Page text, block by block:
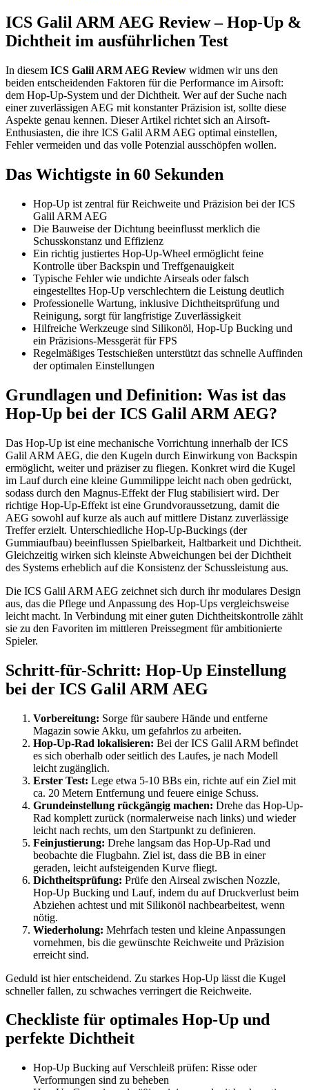
ICS Galil ARM AEG Review – Hop-Up &
Dichtheit im ausführlichen Test
In diesem ICS Galil ARM AEG Review widmen wir uns den
beiden entscheidenden Faktoren für die Performance im Airsoft:
dem Hop-Up-System und der Dichtheit. Wer auf der Suche nach
einer zuverlässigen AEG mit konstanter Präzision ist, sollte diese
Aspekte genau kennen. Dieser Artikel richtet sich an Airsoft-
Enthusiasten, die ihre ICS Galil ARM AEG optimal einstellen,
Fehler vermeiden und das volle Potenzial ausschöpfen wollen.
Das Wichtigste in 60 Sekunden
Hop-Up ist zentral für Reichweite und Präzision bei der ICS
Galil ARM AEG
Die Bauweise der Dichtung beeinflusst merklich die
Schusskonstanz und Effizienz
Ein richtig justiertes Hop-Up-Wheel ermöglicht feine
Kontrolle über Backspin und Treffgenauigkeit
Typische Fehler wie undichte Airseals oder falsch
eingestelltes Hop-Up verschlechtern die Leistung deutlich
Professionelle Wartung, inklusive Dichtheitsprüfung und
Reinigung, sorgt für langfristige Zuverlässigkeit
Hilfreiche Werkzeuge sind Silikonöl, Hop-Up Bucking und
ein Präzisions-Messgerät für FPS
Regelmäßiges Testschießen unterstützt das schnelle Auffinden
der optimalen Einstellungen
Grundlagen und Definition: Was ist das
Hop-Up bei der ICS Galil ARM AEG?
Das Hop-Up ist eine mechanische Vorrichtung innerhalb der ICS
Galil ARM AEG, die den Kugeln durch Einwirkung von Backspin
ermöglicht, weiter und präziser zu fliegen. Konkret wird die Kugel
im Lauf durch eine kleine Gummilippe leicht nach oben gedrückt,
sodass durch den Magnus-Effekt der Flug stabilisiert wird. Der
richtige Hop-Up-Effekt ist eine Grundvoraussetzung, damit die
AEG sowohl auf kurze als auch auf mittlere Distanz zuverlässige
Treffer erzielt. Unterschiedliche Hop-Up-Buckings (der
Gummiaufbau) beeinflussen Spielbarkeit, Haltbarkeit und Dichtheit.
Gleichzeitig wirken sich kleinste Abweichungen bei der Dichtheit
des Systems erheblich auf die Konsistenz der Schussleistung aus.
Die ICS Galil ARM AEG zeichnet sich durch ihr modulares Design
aus, das die Pflege und Anpassung des Hop-Ups vergleichsweise
leicht macht. In Verbindung mit einer guten Dichtheitskontrolle zählt
sie zu den Favoriten im mittleren Preissegment für ambitionierte
Spieler.
Schritt-für-Schritt: Hop-Up Einstellung
bei der ICS Galil ARM AEG
Vorbereitung: Sorge für saubere Hände und entferne
Magazin sowie Akku, um gefahrlos zu arbeiten.
Hop-Up-Rad lokalisieren: Bei der ICS Galil ARM befindet
es sich oberhalb oder seitlich des Laufes, je nach Modell
leicht zugänglich.
Erster Test: Lege etwa 5-10 BBs ein, richte auf ein Ziel mit
ca. 20 Metern Entfernung und feuere einige Schuss.
Grundeinstellung rückgängig machen: Drehe das Hop-Up-
Rad komplett zurück (normalerweise nach links) und wieder
leicht nach rechts, um den Startpunkt zu definieren.
Feinjustierung: Drehe langsam das Hop-Up-Rad und
beobachte die Flugbahn. Ziel ist, dass die BB in einer
geraden, leicht aufsteigenden Kurve fliegt.
Dichtheitsprüfung: Prüfe den Airseal zwischen Nozzle,
Hop-Up Bucking und Lauf, indem du auf Druckverlust beim
Abziehen achtest und mit Silikonöl nachbearbeitest, wenn
nötig.
Wiederholung: Mehrfach testen und kleine Anpassungen
vornehmen, bis die gewünschte Reichweite und Präzision
erreicht sind.
Geduld ist hier entscheidend. Zu starkes Hop-Up lässt die Kugel
schneller fallen, zu schwaches verringert die Reichweite.
Checkliste für optimales Hop-Up und
perfekte Dichtheit
Hop-Up Bucking auf Verschleiß prüfen: Risse oder
Verformungen sind zu beheben